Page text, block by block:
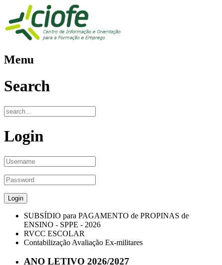
Menu
Search
Login
SUBSÍDIO para PAGAMENTO de PROPINAS de
ENSINO - SPPE - 2026
RVCC ESCOLAR
Contabilização Avaliação Ex-militares
ANO LETIVO 2026/2027